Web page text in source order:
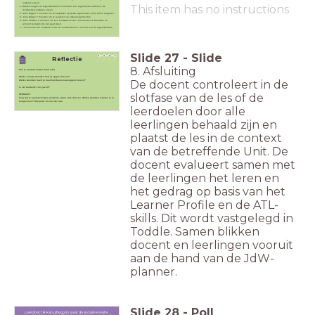
luisteren alleen.
Daarna mogen de tegenstanders in 3 minuten hun argumenten vertellen; de
voorstanders luisteren alleen.
Jullie krijgen 2 minuten om te bespreken op welke argumenten jullie willen reageren.
Jullie krijgen 7 minuten om te reageren op elkaars argumenten.
Jullie hebben 2 minuten om een eindspeech van 1 minuut voor te bereiden en
iemand te kiezen die dat gaat doen.
1 minuut voor de eindspeech van de voorstanders en 1 minuut voor de tegenstanders.
This item has no instructions
Reflectie
Pak je aantekeningen blad erbij.
Welke nieuwe woorden heb jij opgeschreven?
Welke woorden heeft je buurman/buurvrouw opgeschreven?
Is het duidelijk voor jezelf?
OPDRACHT:
Zorg dat je aantekeningen duidelijk staan omschreven. Welke woorden moeten er in
terugkomen? Bespreek dit met de klas.
Slide 27 - Slide
8. Afsluiting
De docent controleert in de
slotfase van de les of de
leerdoelen door alle
leerlingen behaald zijn en
plaatst de les in de context
van de betreffende Unit. De
docent evalueert samen met
de leerlingen het leren en
het gedrag op basis van het
Learner Profile en de ATL-
skills. Dit wordt vastgelegd in
Toddle. Samen blikken
docent en leerlingen vooruit
aan de hand van de JdW-
planner.
Leerdoel 1: Ik kan uitleggen waar de sociale kwestie